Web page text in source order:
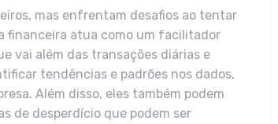
mas enfrentam desafios ao tentar
financeira atua como um facilitador
vai além das transações diárias e
tendências e padrões nos dados,
Além disso, eles também podem
de desperdício que podem ser